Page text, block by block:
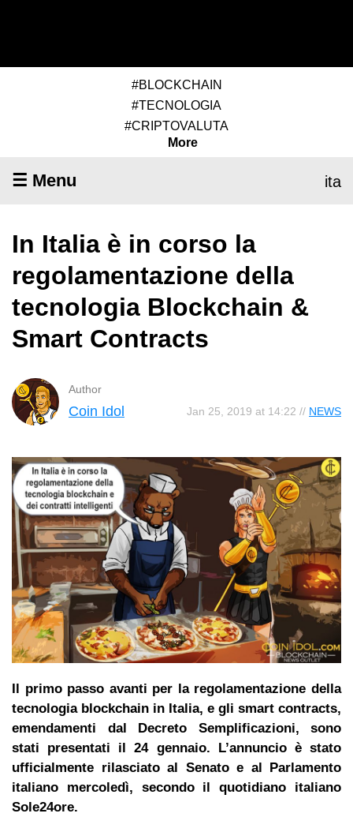
#BLOCKCHAIN
#TECNOLOGIA
#CRIPTOVALUTA
More
☰ Menu ita
In Italia è in corso la
regolamentazione della
tecnologia Blockchain &
Smart Contracts
Jan 25, 2019 at 14:22 // NEWS
Author
Coin Idol
Il primo passo avanti per la regolamentazione della
tecnologia blockchain in Italia, e gli smart contracts,
emendamenti dal Decreto Semplificazioni, sono
stati presentati il ​​24 gennaio. L’annuncio è stato
ufficialmente rilasciato al Senato e al Parlamento
italiano mercoledì, secondo il quotidiano italiano
Sole24ore.